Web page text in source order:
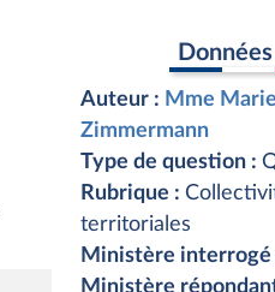
Auteur : Mme
Zimmermann
Type de question :
Rubrique :
territoriales
Ministère interrogé
Ministère